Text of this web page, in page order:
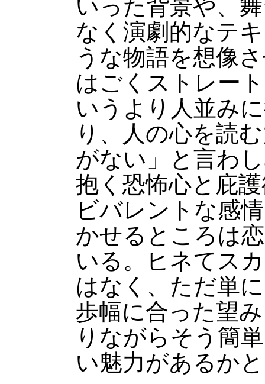
いった背景や、
なく演劇的なテ
うな物語を想像
はごくストレー
いうより人並み
り、人の心を読
がない」と言わ
抱く恐怖心と庇
ビバレントな感
かせるところは
いる。ヒネてス
はなく、ただ単
歩幅に合った望
りながらそう簡
い魅力があるか